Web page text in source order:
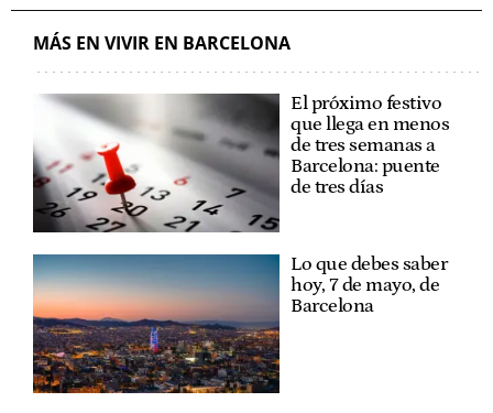
MÁS EN VIVIR EN BARCELONA
El próximo festivo
que llega en menos
de tres semanas a
Barcelona: puente
de tres días
Lo que debes saber
hoy, 7 de mayo, de
Barcelona